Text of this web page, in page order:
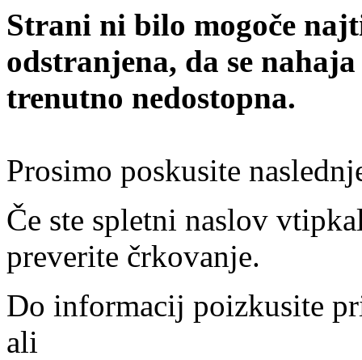
Strani ni bilo mogoče
odstranjena, da se
trenutno nedostopna.
Prosimo poskusite
Če ste spletni naslov
preverite črkovanje.
Do informacij poizkusite
ali